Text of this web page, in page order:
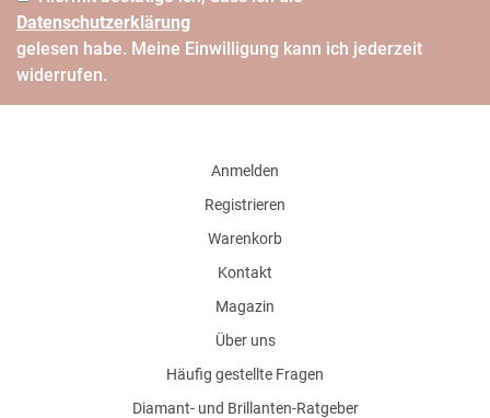
Daten­schutz­erklärung
gelesen habe. Meine Einwilligung kann ich jederzeit
widerrufen.
Anmelden
Registrieren
Warenkorb
Kontakt
Magazin
Über uns
Häufig gestellte Fragen
Diamant- und Brillanten-Ratgeber